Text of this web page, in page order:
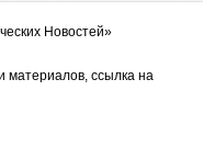
Новостей»
материалов, ссылка на